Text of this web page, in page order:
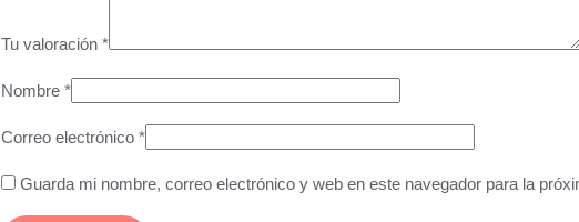
Tu valoración *
Nombre *
Correo electrónico *
Guarda mi nombre, correo electrónico y web en este navegador para la